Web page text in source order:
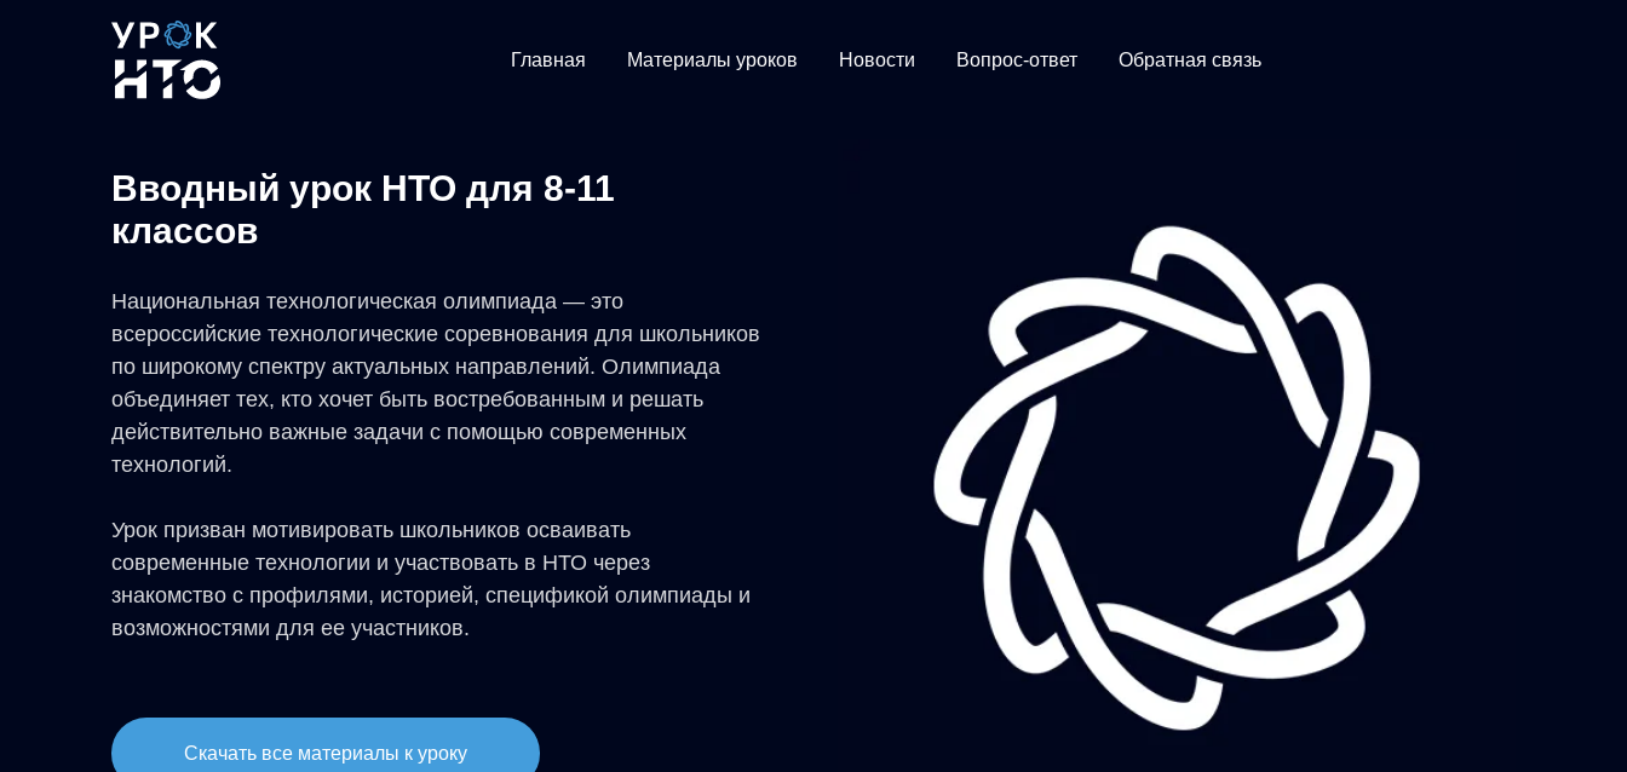
Главная Материалы уроков Новости Вопрос-ответ Обратная связь
Вводный урок НТО для 8-11
классов
Национальная технологическая олимпиада — это
всероссийские технологические соревнования для школьников
по широкому спектру актуальных направлений. Олимпиада
объединяет тех, кто хочет быть востребованным и решать
действительно важные задачи с помощью современных
технологий.
Урок призван мотивировать школьников осваивать
современные технологии и участвовать в НТО через
знакомство с профилями, историей, спецификой олимпиады и
возможностями для ее участников.
Скачать все материалы к уроку